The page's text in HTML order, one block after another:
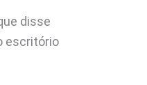
disse
escritório